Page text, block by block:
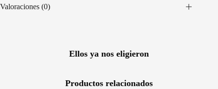
Valoraciones (0)
Ellos ya nos eligieron
Productos relacionados